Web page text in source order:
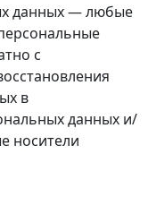
данных — любые
с
в
данных и/
носители